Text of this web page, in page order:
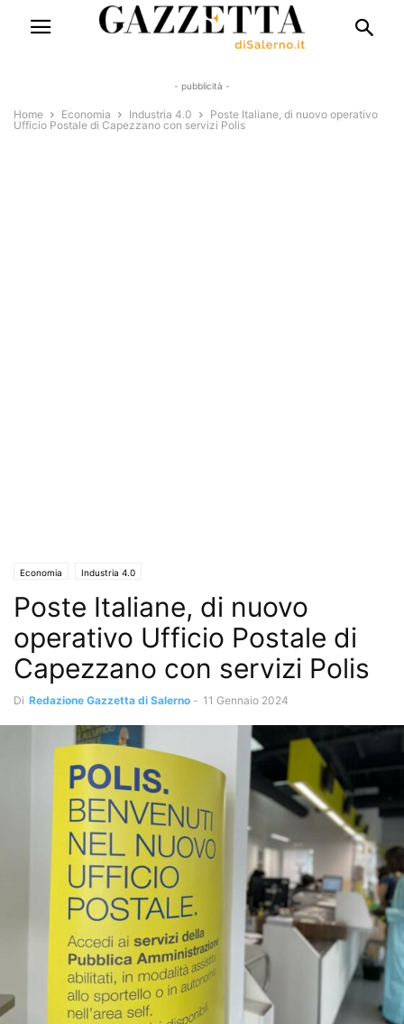
- pubblicità -
Home Economia Industria 4.0
Poste Italiane, di nuovo operativo
Ufficio Postale di Capezzano con servizi Polis
Economia Industria 4.0
Poste Italiane, di nuovo
operativo Ufficio Postale di
Capezzano con servizi Polis
Di Redazione Gazzetta di Salerno - 11 Gennaio 2024